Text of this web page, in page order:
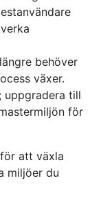
behöver
växer.
uppgradera till
för
att växla
miljöer du